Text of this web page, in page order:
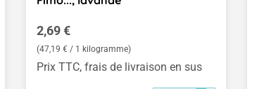
Prix régulier :
2,69 €
(47,19 € / 1 kilogramme)
Prix TTC, frais de livraison en sus